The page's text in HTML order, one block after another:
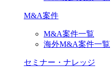
M&A案件
M&A案件一覧
海外M&A案件一覧
セミナー・ナレッジ